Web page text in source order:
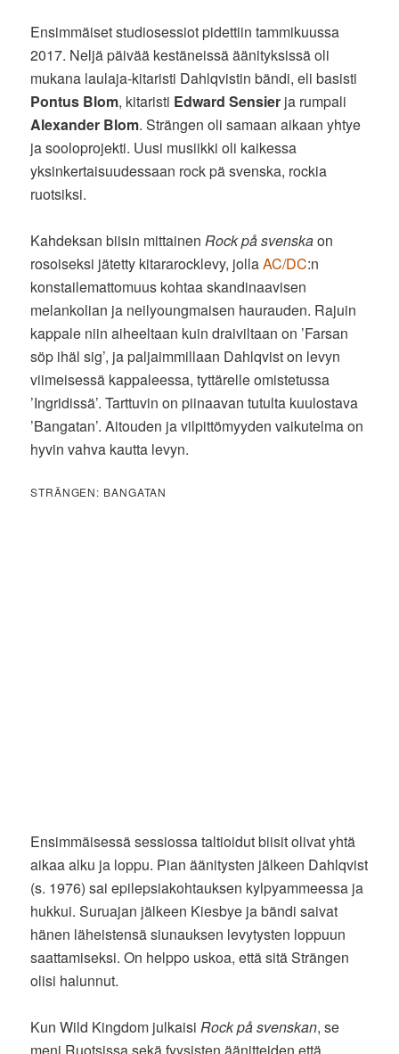
Ensimmäiset studiosessiot pidettiin tammikuussa
2017. Neljä päivää kestäneissä äänityksissä oli
mukana laulaja-kitaristi Dahlqvistin bändi, eli basisti
Pontus Blom, kitaristi Edward Sensier ja rumpali
Alexander Blom. Strängen oli samaan aikaan yhtye
ja sooloprojekti. Uusi musiikki oli kaikessa
yksinkertaisuudessaan rock pä svenska, rockia
ruotsiksi.
Kahdeksan biisin mittainenRock på svenskaon
rosoiseksi jätetty kitararocklevy, jollaAC/DC:n
konstailemattomuus kohtaa skandinaavisen
melankolian ja neilyoungmaisen haurauden. Rajuin
kappale niin aiheeltaan kuin draiviltaan on ’Farsan
söp ihäl sig’, ja paljaimmillaan Dahlqvist on levyn
viimeisessä kappaleessa, tyttärelle omistetussa
’Ingridissä’. Tarttuvin on piinaavan tutulta kuulostava
’Bangatan’. Aitouden ja vilpittömyyden vaikutelma on
hyvin vahva kautta levyn.
STRÄNGEN: BANGATAN
Ensimmäisessä sessiossa taltioidut biisit olivat yhtä
aikaa alku ja loppu. Pian äänitysten jälkeen Dahlqvist
(s. 1976) sai epilepsiakohtauksen kylpyammeessa ja
hukkui. Suruajan jälkeen Kiesbye ja bändi saivat
hänen läheistensä siunauksen levytysten loppuun
saattamiseksi. On helppo uskoa, että sitä Strängen
olisi halunnut.
Kun Wild Kingdom julkaisiRock på svenskan, se